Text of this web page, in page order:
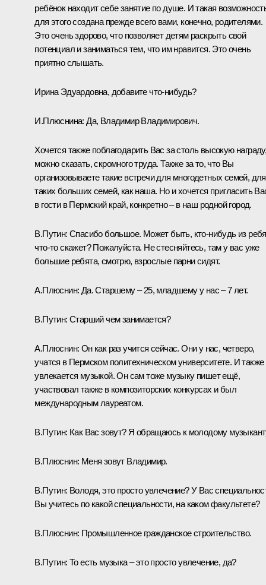
ребёнок находит себе занятие по душе. И такая
для этого создана прежде всего вами, конечно, родителями.
Это очень здорово, что позволяет детям раскрыть свой
потенциал и заниматься тем, что им нравится. Это очень
приятно слышать.
Ирина Эдуардовна, добавите что-нибудь?
И.Плюснина:Да, Владимир Владимирович.
Хочется также поблагодарить Вас за столь высокую
можно сказать, скромного труда. Также за то, что Вы
организовываете такие встречи для многодетных семей, для
таких больших семей, как наша. Но и хочется пригласить
в гости в Пермский край, конкретно – в наш родной город.
В.Путин: Спасибо большое. Может быть, кто-нибудь из
что-то скажет? Пожалуйста. Не стесняйтесь, там у вас уже
большие ребята, смотрю, взрослые парни сидят.
А.Плюснин: Да. Старшему – 25, младшему у нас – 7 лет.
В.Путин: Старший чем занимается?
А.Плюснин: Он как раз учится сейчас. Они у нас, четверо,
учатся в Пермском политехническом университете. И также
увлекается музыкой. Он сам тоже музыку пишет ещё,
участвовал также в композиторских конкурсах и был
международным лауреатом.
В.Путин: Как Вас зовут? Я обращаюсь к молодому
В.Плюснин: Меня зовут Владимир.
В.Путин: Володя, это просто увлечение? У Вас
Вы учитесь по какой специальности, на каком факультете?
В.Плюснин: Промышленное гражданское строительство.
В.Путин: То есть музыка – это просто увлечение, да?